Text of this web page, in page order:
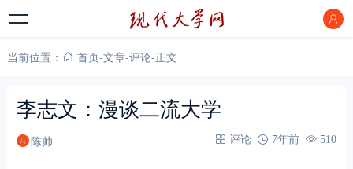
当前位置： 首页-文章-评论-正文
李志文：漫谈二流大学
陈帅 评论 7年前 510